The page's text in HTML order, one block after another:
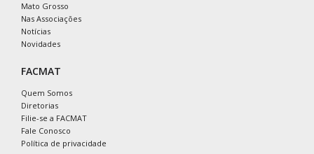
Mato Grosso
Nas Associações
Notícias
Novidades
FACMAT
Quem Somos
Diretorias
Filie-se a FACMAT
Fale Conosco
Política de privacidade